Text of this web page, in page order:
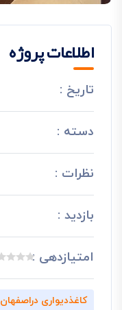
اطلاعات پروژه
تاریخ :
دسته :
نظرات :
بازدید :
امتیازدهی :
کاغذدیواری دراصفهان